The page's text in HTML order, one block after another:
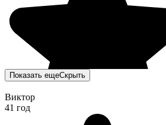
Показать ещеСкрыть
Виктор
41 год